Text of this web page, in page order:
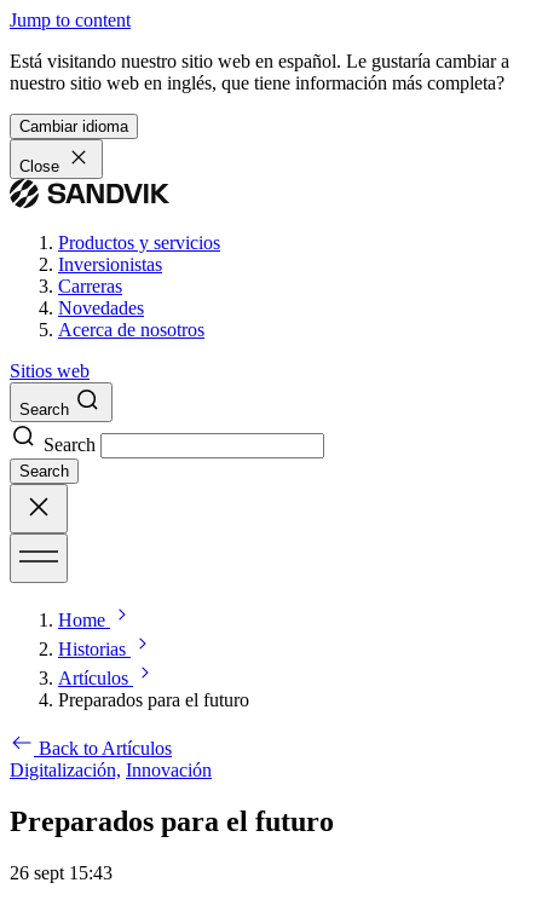
Jump to content
Está visitando nuestro sitio web en español. Le gustaría cambiar a
nuestro sitio web en inglés, que tiene información más completa?
Cambiar idioma
Close
Productos y servicios
Inversionistas
Carreras
Novedades
Acerca de nosotros
Sitios web
Search
Search
Search
Home
Historias
Artículos
Preparados para el futuro
Back to Artículos
Digitalización, Innovación
Preparados para el futuro
26 sept 15:43